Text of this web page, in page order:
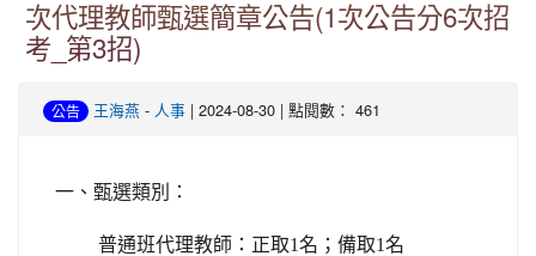
次代理教師甄選簡章公告(1次公告分6次招
考_第3招)
公告 王海燕 - 人事 | 2024-08-30 | 點閱數： 461
一、甄選類別：
普通班代理教師 ： 正取1名；備取1名